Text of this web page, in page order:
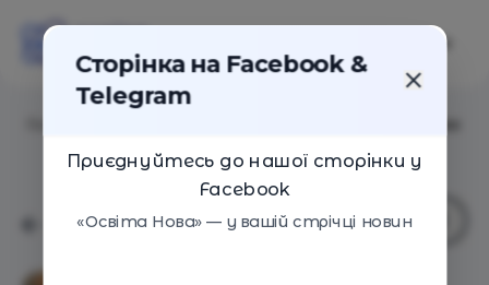
Сторінка на Facebook &
Telegram
Приєднуйтесь до нашої сторінки у
Facebook
«Освіта Нова» — у вашій стрічці новин